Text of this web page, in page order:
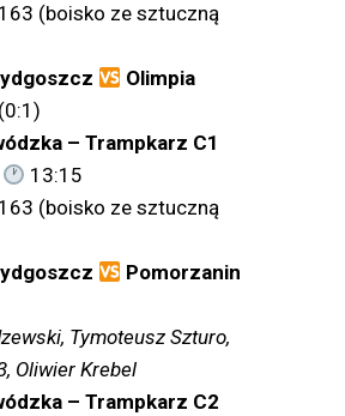
(boisko ze sztuczną
Olimpia
– Trampkarz C1
13:15
(boisko ze sztuczną
Pomorzanin
Tymoteusz Szturo,
Oliwier Krebel
– Trampkarz C2